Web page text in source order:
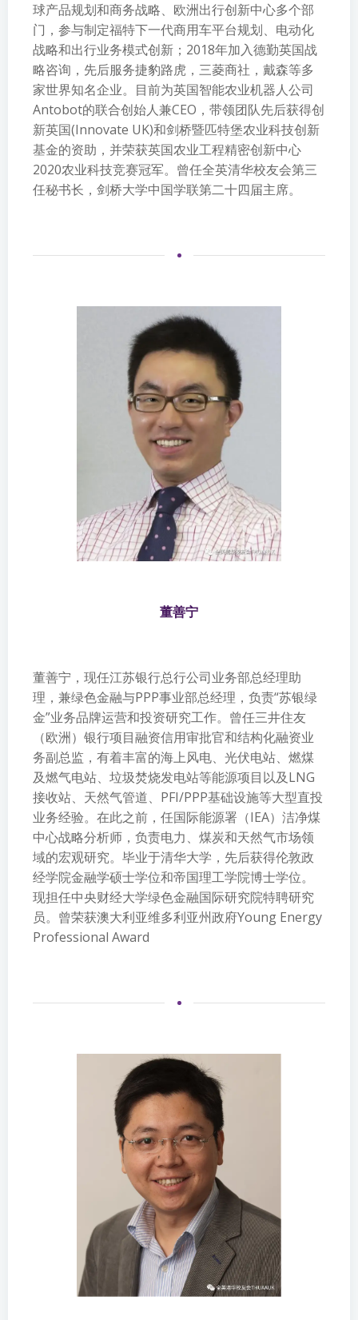
球产品规划和商务战略、欧洲出行创新中心多个部
门，参与制定福特下一代商用车平台规划、电动化
战略和出行业务模式创新；2018年加入德勤英国战
略咨询，先后服务捷豹路虎，三菱商社，戴森等多
家世界知名企业。目前为英国智能农业机器人公司
Antobot的联合创始人兼CEO，带领团队先后获得创
新英国(Innovate UK)和剑桥暨匹特堡农业科技创新
基金的资助，并荣获英国农业工程精密创新中心
2020农业科技竞赛冠军。曾任全英清华校友会第三
任秘书长，剑桥大学中国学联第二十四届主席。
董善宁
董善宁，现任江苏银行总行公司业务部总经理助
理，兼绿色金融与PPP事业部总经理，负责“苏银绿
金”业务品牌运营和投资研究工作。曾任三井住友
（欧洲）银行项目融资信用审批官和结构化融资业
务副总监，有着丰富的海上风电、光伏电站、燃煤
及燃气电站、垃圾焚烧发电站等能源项目以及LNG
接收站、天然气管道、PFI/PPP基础设施等大型直投
业务经验。在此之前，任国际能源署（IEA）洁净煤
中心战略分析师，负责电力、煤炭和天然气市场领
域的宏观研究。毕业于清华大学，先后获得伦敦政
经学院金融学硕士学位和帝国理工学院博士学位。
现担任中央财经大学绿色金融国际研究院特聘研究
员。曾荣获澳大利亚维多利亚州政府Young Energy
Professional Award